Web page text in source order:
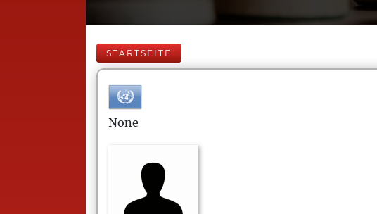
STARTSEITE
None